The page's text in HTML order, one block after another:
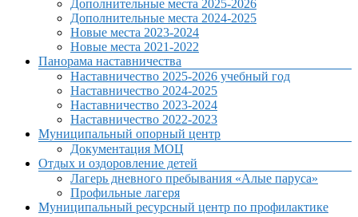
Дополнительные места 2025-2026
Дополнительные места 2024-2025
Новые места 2023-2024
Новые места 2021-2022
Панорама наставничества
Наставничество 2025-2026 учебный год
Наставничество 2024-2025
Наставничество 2023-2024
Наставничество 2022-2023
Муниципальный опорный центр
Документация МОЦ
Отдых и оздоровление детей
Лагерь дневного пребывания «Алые паруса»
Профильные лагеря
Муниципальный ресурсный центр по профилактике